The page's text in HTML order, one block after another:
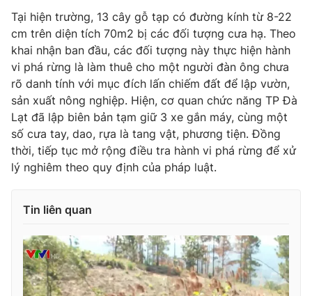
Nhân vật
Khán giả
Giải sao mai
Điện ảnh
Âm nhạc
Sao
Đời sống
Du lịch
Làm đẹp
Chất lượng cuộc sống
Giáo dục
Tuyển sinh
Học trực tuyến
Công nghệ
Hitech Công nghệ tương lai
Sản phẩm
Giao lưu trực tuyến
Chuyên mục khác
Emagazine Podcast
Tại hiện trường, 13 cây gỗ tạp có đường kính từ 8-22
cm trên diện tích 70m2 bị các đối tượng cưa hạ. Theo
khai nhận ban đầu, các đối tượng này thực hiện hành
vi phá rừng là làm thuê cho một người đàn ông chưa
rõ danh tính với mục đích lấn chiếm đất để lập vườn,
sản xuất nông nghiệp. Hiện, cơ quan chức năng TP Đà
Lạt đã lập biên bản tạm giữ 3 xe gắn máy, cùng một
số cưa tay, dao, rựa là tang vật, phương tiện. Đồng
thời, tiếp tục mở rộng điều tra hành vi phá rừng để xử
lý nghiêm theo quy định của pháp luật.
Tin liên quan